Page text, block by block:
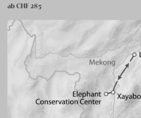
ab CHF 285